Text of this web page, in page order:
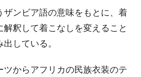
ザンビア語の意味をもとに、着
解釈して着こなしを変えること
している。
ツからアフリカの民族衣装のテ